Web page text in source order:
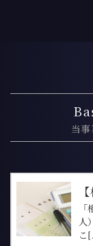
当
人
こ